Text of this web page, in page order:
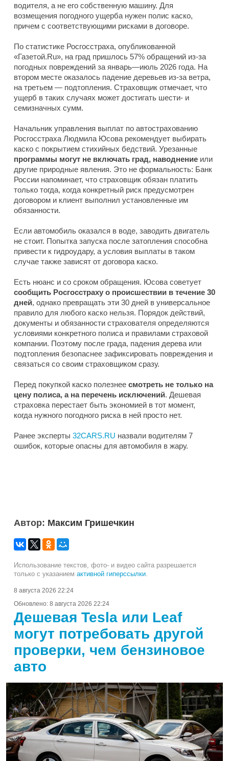
водителя, а не его собственную машину. Для
возмещения погодного ущерба нужен полис каско,
причем с соответствующими рисками в договоре.
По статистике Росгосстраха, опубликованной
«Газетой.Ru», на град пришлось 57% обращений из-за
погодных повреждений за январь—июль 2026 года. На
втором месте оказалось падение деревьев из-за ветра,
на третьем — подтопления. Страховщик отмечает, что
ущерб в таких случаях может достигать шести- и
семизначных сумм.
Начальник управления выплат по автострахованию
Росгосстраха Людмила Юсова рекомендует выбирать
каско с покрытием стихийных бедствий. Урезанные
программы могут не включать град, наводнение или
другие природные явления. Это не формальность: Банк
России напоминает, что страховщик обязан платить
только тогда, когда конкретный риск предусмотрен
договором и клиент выполнил установленные им
обязанности.
Если автомобиль оказался в воде, заводить двигатель
не стоит. Попытка запуска после затопления способна
привести к гидроудару, а условия выплаты в таком
случае также зависят от договора каско.
Есть нюанс и со сроком обращения. Юсова советует
сообщить Росгосстраху о происшествии в течение 30
дней, однако превращать эти 30 дней в универсальное
правило для любого каско нельзя. Порядок действий,
документы и обязанности страхователя определяются
условиями конкретного полиса и правилами страховой
компании. Поэтому после града, падения дерева или
подтопления безопаснее зафиксировать повреждения и
связаться со своим страховщиком сразу.
Перед покупкой каско полезнее смотреть не только на
цену полиса, а на перечень исключений. Дешевая
страховка перестает быть экономией в тот момент,
когда нужного погодного риска в ней просто нет.
Ранее эксперты 32CARS.RU назвали водителям 7
ошибок, которые опасны для автомобиля в жару.
Автор: Максим Гришечкин
Использование текстов, фото- и видео сайта разрешается
только с указанием активной гиперссылки
8 августа 2026 22:24
Обновлено: 8 августа 2026 22:24
Дешевая Tesla или Leaf
могут потребовать другой
проверки, чем бензиновое
авто